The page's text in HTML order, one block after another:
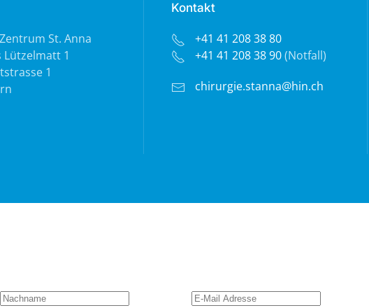
St. Anna
1
1
Kontakt
+41 41 208 38 80
+41 41 208 38 90(Notfall)
chirurgie.stanna@hin.ch